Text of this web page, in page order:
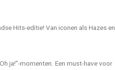
Hits-editie! Van iconen als Hazes en
ja!”-momenten. Een must-have voor